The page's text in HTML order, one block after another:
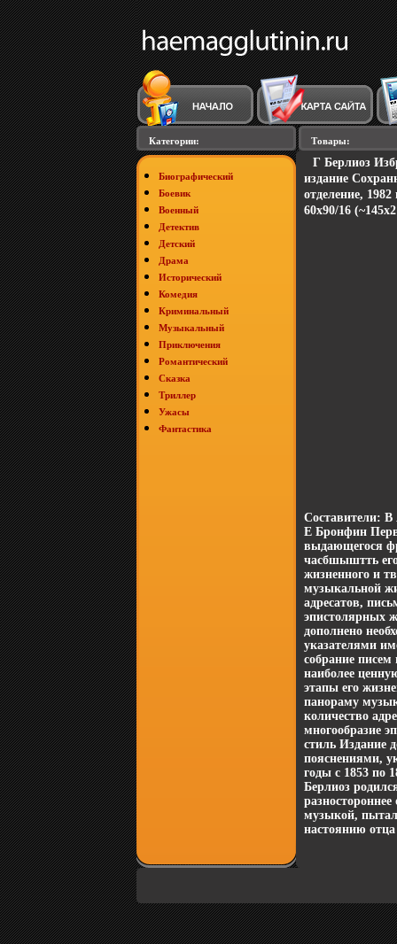
Категории:
Биографический
Боевик
Военный
Детектив
Детский
Драма
Исторический
Комедия
Криминальный
Музыкальный
Приключения
Романтический
Сказка
Триллер
Ужасы
Фантастика
Товары:
Г Берлиоз
издание
отделение,
60x90/16
Составители:
Е Бронфин
выдающегося
часбшыштть
жизненного и
музыкальной
адресатов,
эпистолярных
дополнено
указателями
собрание
наиболее
этапы его
панораму
количество
многообразие
стиль Издание
пояснениями,
годы с 1853 по
Берлиоз
музыкой,
настоянию